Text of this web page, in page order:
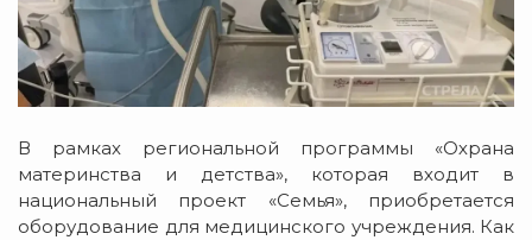
В рамках региональной программы «Охрана
материнства и детства», которая входит в
национальный проект «Семья», приобретается
оборудование для медицинского учреждения. Как